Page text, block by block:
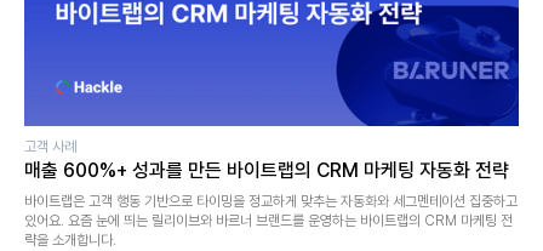
고객 사례
매출 600%+ 성과를 만든 바이트랩의 CRM 마케팅 자동화 전략
바이트랩은 고객 행동 기반으로 타이밍을 정교하게 맞추는 자동화와 세그멘테이션 집중하고
있어요. 요즘 눈에 띄는 릴리이브와 바르너 브랜드를 운영하는 바이트랩의 CRM 마케팅 전
략을 소개합니다.